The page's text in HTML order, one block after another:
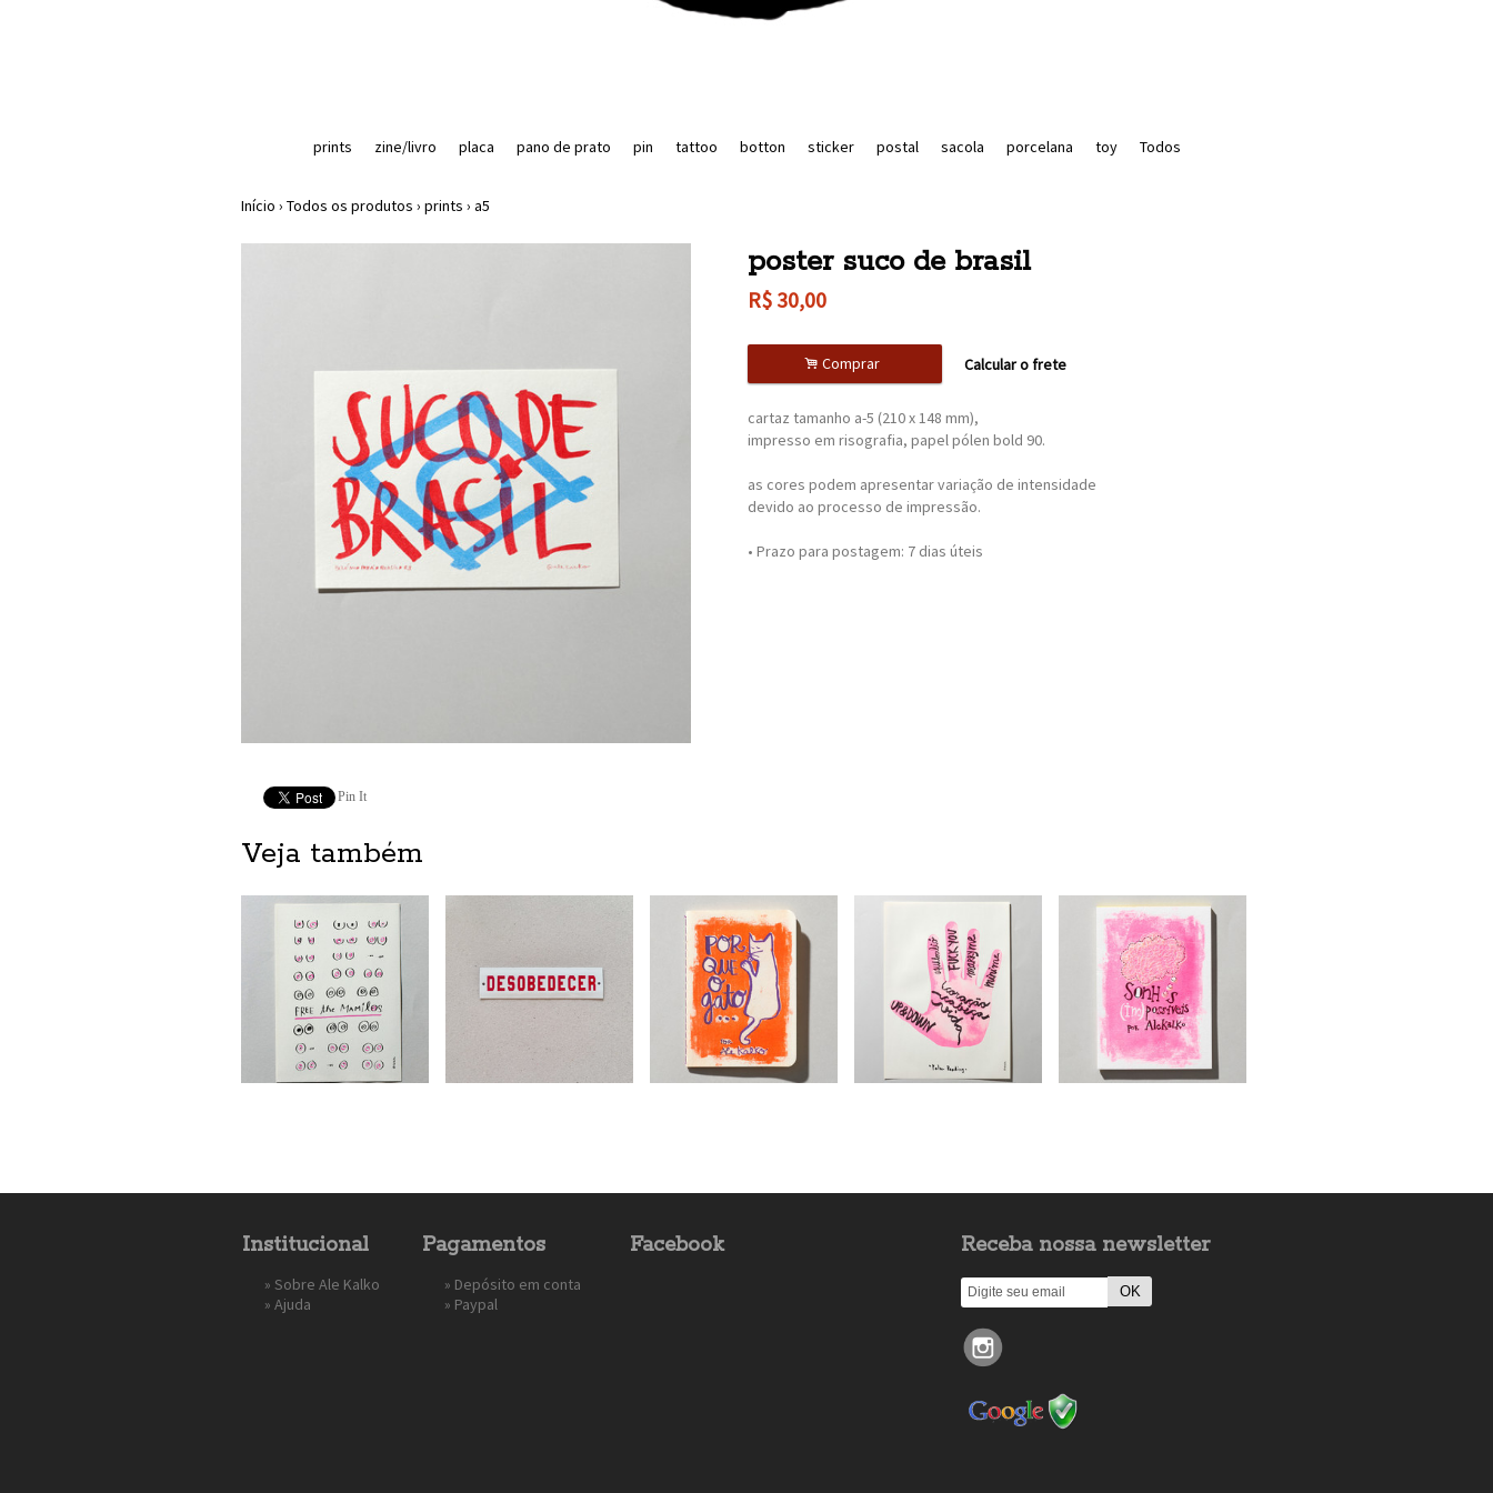
prints zine/livro placa pano de prato pin tattoo botton sticker postal sacola porcelana toy Todos
Início › Todos os produtos › prints › a5
Pin It
poster suco de brasil
R$ 30,00
. Comprar Calcular o frete
cartaz tamanho a-5 (210 x 148 mm),
impresso em risografia, papel pólen bold 90.
as cores podem apresentar variação de intensidade
devido ao processo de impressão.
• Prazo para postagem: 7 dias úteis
Veja também
Institucional
» Sobre Ale Kalko
» Ajuda
Pagamentos
» Depósito em conta
» Paypal
Facebook Receba nossa newsletter